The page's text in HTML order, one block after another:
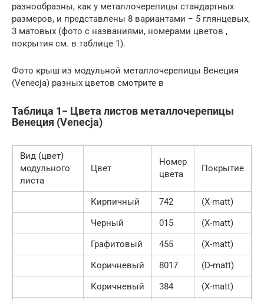
разнообразны, как у металлочерепицы стандартных
размеров, и представлены 8 вариантами − 5 глянцевых,
3 матовых (фото с названиями, номерами цветов ,
покрытия см. в таблице 1).
Фото крыш из модульной металлочерепицы Венеция
(Venecja) разных цветов смотрите в
Таблица 1− Цвета листов металлочерепицы
Венеция (Venecja)
Вид (цвет)
модульного
листа
Цвет
Номер
цвета
Покрытие
Кирпичный 742
(X-matt)
Черный
015
(X-matt)
Графитовый
455
(X-matt)
Коричневый
8017
(D-matt)
Коричневый
384
(X-matt)